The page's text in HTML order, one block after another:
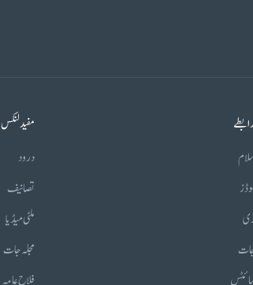
مفید لنکس
درود
تصانیف
ملٹی میڈیا
مجلہ جات
فلاح عامہ